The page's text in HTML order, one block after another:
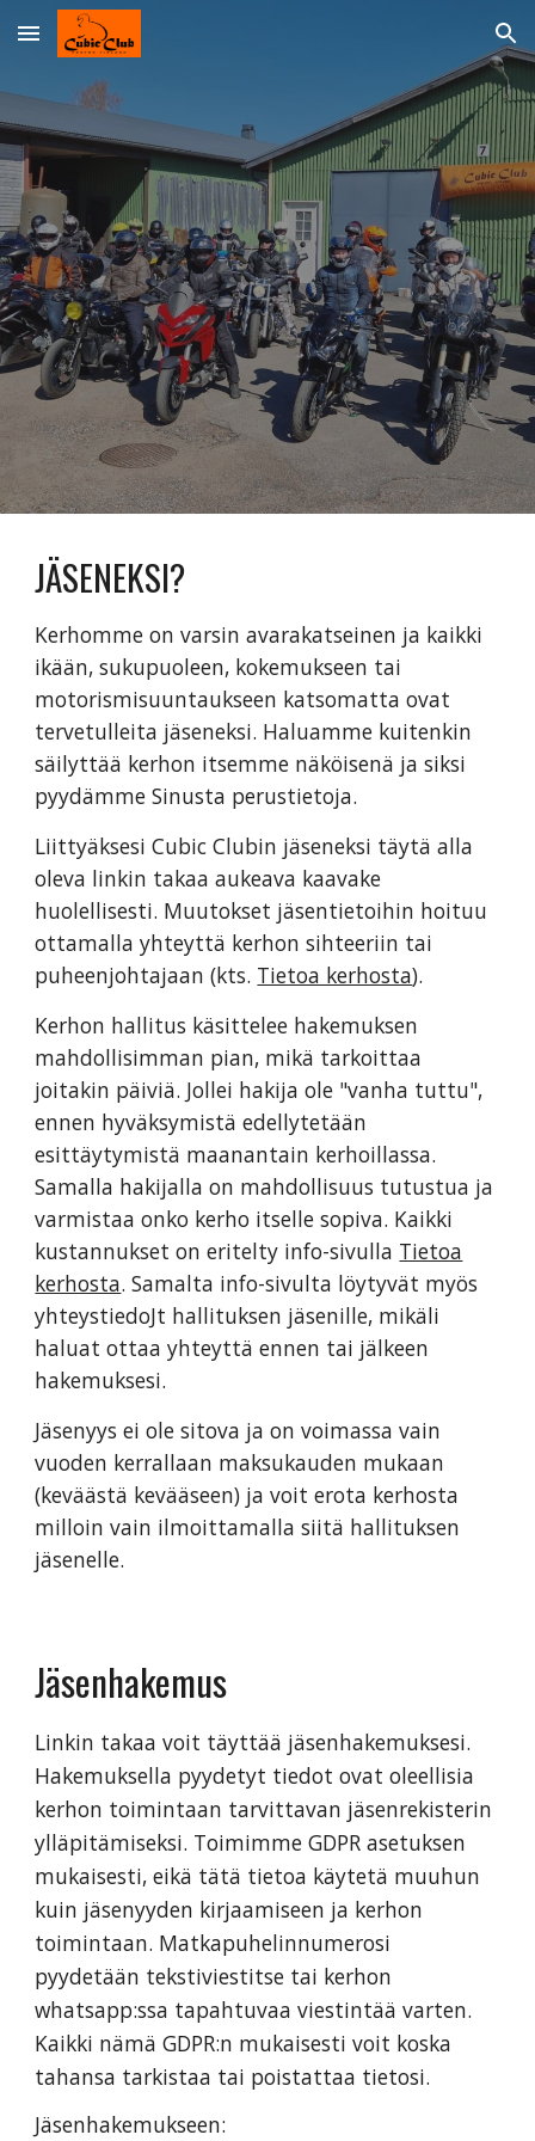
Skip to main content Skip to navigation
JÄSENEKSI?
Kerhomme on varsin avarakatseinen ja kaikki
ikään, sukupuoleen, kokemukseen tai
motorismisuuntaukseen katsomatta ovat
tervetulleita jäseneksi. Haluamme kuitenkin
säilyttää kerhon itsemme näköisenä ja siksi
pyydämme Sinusta perustietoja.
Liittyäksesi Cubic Clubin jäseneksi täytä alla
oleva linkin takaa aukeava kaavake
huolellisesti. Muutokset jäsentietoihin hoituu
ottamalla yhteyttä kerhon sihteeriin tai
puheenjohtajaan(kts. Tietoa kerhosta).
Kerhon hallitus käsittelee hakemuksen
mahdollisimman pian, mikä tarkoittaa
joitakin päiviä. Jollei hakija ole "vanha tuttu",
ennen hyväksymistä edellytetään
esittäytymistä maanantain kerhoillassa.
Samalla hakijalla on mahdollisuus tutustua ja
varmistaa onko kerho itselle sopiva. Kaikki
kustannukset on eritelty info-sivulla Tietoa
kerhosta.Samalta info-sivulta löytyvät myös
yhteystiedoJt hallituksen jäsenille, mikäli
haluat ottaa yhteyttä ennen tai jälkeen
hakemuksesi.
Jäsenyys ei ole sitova ja on voimassa vain
vuoden kerrallaan maksukauden mukaan
(keväästä kevääseen) ja voit erota kerhosta
milloin vain ilmoittamalla siitä hallituksen
jäsenelle.
Jäsenhakemus
Linkin takaa voit täyttää jäsenhakemuksesi.
Hakemuksella pyydetyt tiedot ovat oleellisia
kerhon toimintaan tarvittavan jäsenrekisterin
ylläpitämiseksi. Toimimme GDPR asetuksen
mukaisesti, eikä tätä tietoa käytetä muuhun
kuin jäsenyyden kirjaamiseen ja kerhon
toimintaan. Matkapuhelinnumerosi
pyydetään tekstiviestitse tai kerhon
whatsapp:ssa tapahtuvaa viestintää varten.
Kaikki nämä GDPR:n mukaisesti voit koska
tahansa tarkistaa tai poistattaa tietosi.
Jäsenhakemukseen: